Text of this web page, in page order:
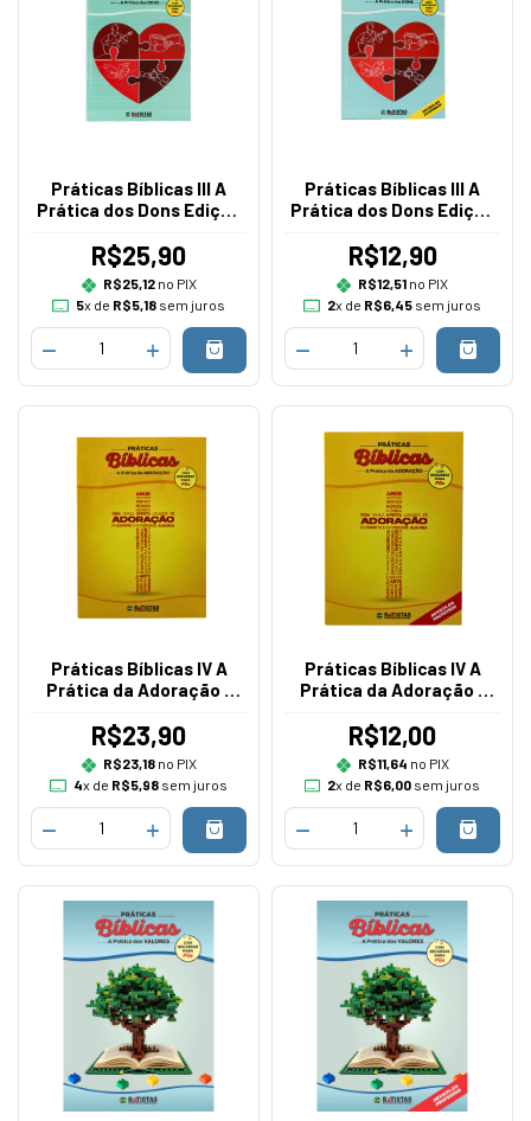
Práticas Bíblicas III A
Prática dos Dons Edição
R$25,90
R$25,12no PIX
5x de R$5,18sem juros
Práticas Bíblicas III A
Prática dos Dons Edição
R$12,90
R$12,51 no PIX
2x de R$6,45sem juros
Práticas Bíblicas IV A
Prática da Adoração -
R$23,90
R$23,18no PIX
4x de R$5,98sem juros
Práticas Bíblicas IV A
Prática da Adoração -
R$12,00
R$11,64 no PIX
2x de R$6,00 sem juros